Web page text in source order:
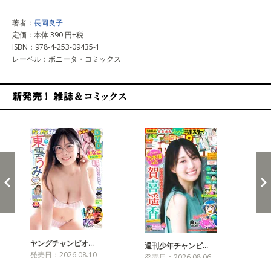
著者： 長岡良子
定価：本体 390 円+税
ISBN：978-4-253-09435-1
レーベル：ボニータ・コミックス
ヤングチャンピオ…
発売日：2026.08.10
週刊少年チャンピ…